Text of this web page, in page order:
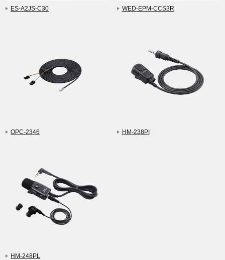
ES-A2JS-C30 WED-EPM-CCS3R
OPC-2346 HM-238PI
HM-248PL